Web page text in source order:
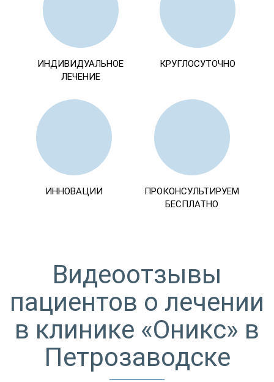
ИНДИВИДУАЛЬНОЕ
ЛЕЧЕНИЕ
КРУГЛОСУТОЧНО
ИННОВАЦИИ
ПРОКОНСУЛЬТИРУЕМ
БЕСПЛАТНО
Видеоотзывы
пациентов о лечении
в клинике «Оникс» в
Петрозаводске